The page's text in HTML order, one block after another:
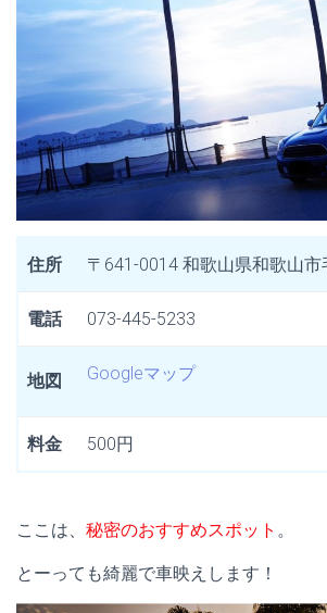
住所 〒641-0014 和歌山県和歌山市
電話 073-445-5233
地図 Googleマップ
料金 500円
ここは、 秘密のおすすめスポット 。
とーっても綺麗で車映えします！